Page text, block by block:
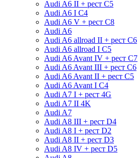
Audi A6 II + рест C5
Audi A6 I C4
Audi A6 V + рест С8
Audi A6
Audi A6 allroad II + рест С6
Audi A6 allroad I С5
Audi A6 Avant IV + рест C7
Audi A6 Avant III + рест C6
Audi A6 Avant II + рест C5
Audi A6 Avant I C4
Audi A7 I + рест 4G
Audi A7 II 4K
Audi A7
Audi A8 III + рест D4
Audi A8 I + рест D2
Audi A8 II + рест D3
Audi A8 IV + рест D5